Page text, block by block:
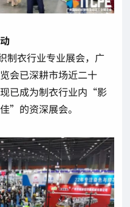
制衣行业专业展会，广
会已深耕市场近二十
已成为制衣行业内“影
的资深展会。